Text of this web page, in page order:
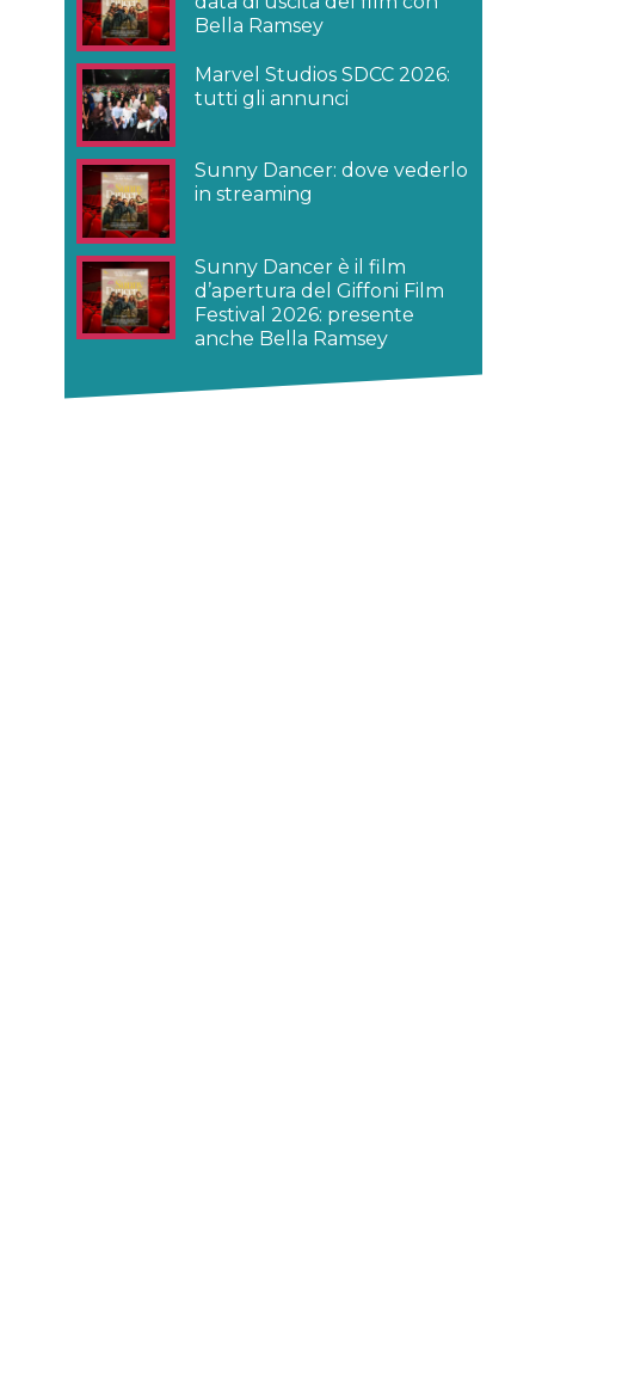
Bella Ramsey
Marvel Studios SDCC 2026:
tutti gli annunci
Sunny Dancer: dove vederlo
in streaming
Sunny Dancer è il film
d’apertura del Giffoni Film
Festival 2026: presente
anche Bella Ramsey